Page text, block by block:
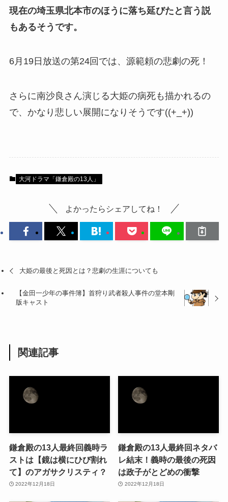
現在の埼玉県北本市のほうに落ち延びたと言う説
もあるそうです。
6月19日放送の第24回では、源範頼の悲劇の死！
さらに南沙良さん演じる大姫の病死も描かれるの
で、かなり悲しい展開になりそうです((+_+))
大河ドラマ「鎌倉殿の13人」
よかったらシェアしてね！
大姫の最後と死因とは？悲劇の生涯についても
【金田一少年の事件簿】首狩り武者殺人事件の堂本剛
版キャスト
関連記事
鎌倉殿の13人最終回義時ラ
ストは【鏡は横にひび割れ
て】のアガサクリスティ？
2022年12月18日
鎌倉殿の13人最終回ネタバ
レ結末！義時の最後の死因
は政子がとどめの衝撃
2022年12月18日